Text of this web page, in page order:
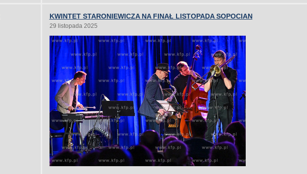
KWINTET STARONIEWICZA NA FINAŁ LISTOPADA SOPOCIAN
29 listopada 2025